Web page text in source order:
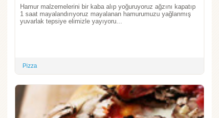
Hamur malzemelerini bir kaba alıp yoğuruyoruz ağzını kapatıp
1 saat mayalandırıyoruz mayalanan hamurumuzu yağlanmış
yuvarlak tepsiye elimizle yayıyoru...
Pizza